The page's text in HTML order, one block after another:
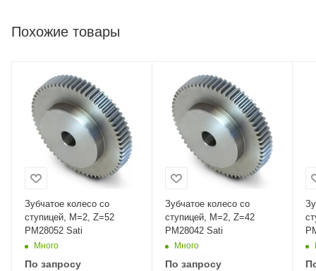
Похожие товары
Зубчатое колесо со
ступицей, M=2, Z=52
PM28052 Sati
Много
По запросу
Зубчатое колесо со
ступицей, M=2, Z=42
PM28042 Sati
Много
По запросу